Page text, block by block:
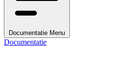
Documentatie Menu
Documentatie